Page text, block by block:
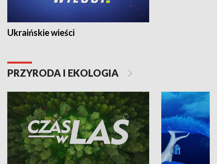
Ukraińskie wieści
PRZYRODA I EKOLOGIA